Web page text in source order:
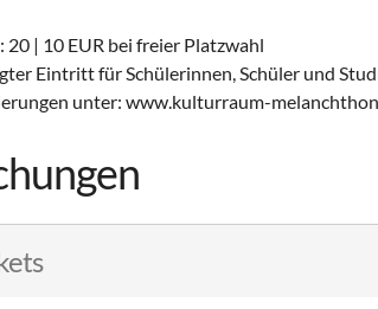
| 10 EUR bei freier Platzwahl
Eintritt für Schülerinnen, Schüler und
unter: www.kulturraum-